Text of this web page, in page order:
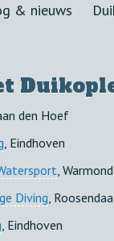
& nieuws
den Hoef
, Eindhoven
, Warmond
Diving,
, Eindhoven